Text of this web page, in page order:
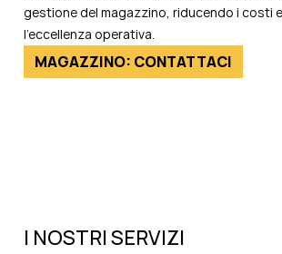
gestione del magazzino, riducendo i costi
l'eccellenza operativa.
MAGAZZINO: CONTATTACI
I NOSTRI SERVIZI